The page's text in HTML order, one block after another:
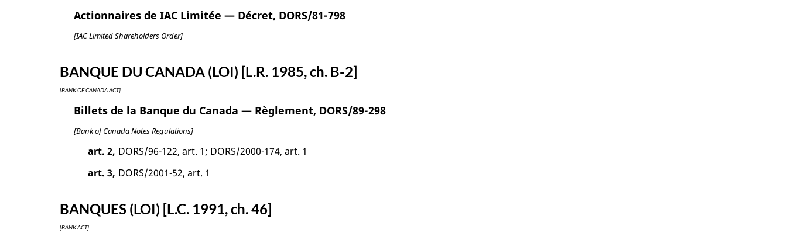
Actionnaires de IAC Limitée — Décret, DORS/81-798
[IAC Limited Shareholders Order]
BANQUE DU CANADA (LOI) [L.R. 1985, ch. B-2]
[BANK OF CANADA ACT]
Billets de la Banque du Canada — Règlement, DORS/89-298
[Bank of Canada Notes Regulations]
art. 2, DORS/96-122, art. 1; DORS/2000-174, art. 1
art. 3, DORS/2001-52, art. 1
BANQUES (LOI) [L.C. 1991, ch. 46]
[BANK ACT]